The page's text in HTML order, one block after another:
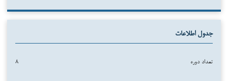
جدول اطلاعات
تعداد دوره ۸